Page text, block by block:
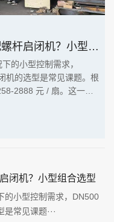
绥化DN500铸铁镶铜圆闸门配螺杆启闭机？小型组合选型
的小型控制需求，
机的选型是常见课题。根
2888 元 / 扇。这一组
闭机？小型组合选型
的小型控制需求，DN500
常见课题···